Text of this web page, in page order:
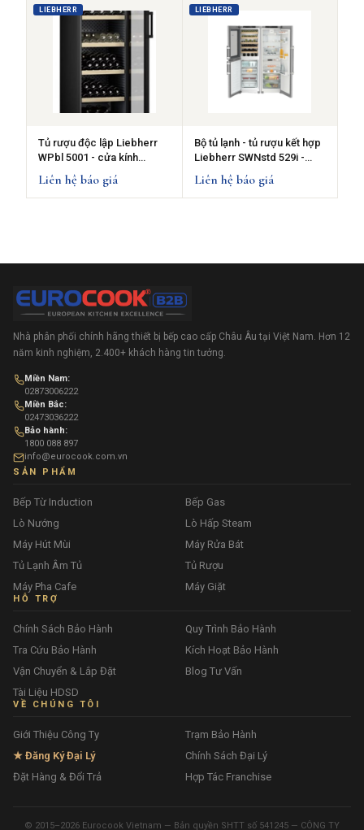
LIEBHERR
Tủ rượu độc lập Liebherr
WPbl 5001 - cửa kính
chống tia UV - 378L
Liên hệ báo giá
LIEBHERR
Bộ tủ lạnh - tủ rượu kết hợp
Liebherr SWNstd 529i -
SRsdd 5230 - 44 chai - Làm
đá tự động
Liên hệ báo giá
Nhà phân phối chính hãng thiết bị bếp cao cấp Châu Âu tại Việt Nam. Hơn 12
năm kinh nghiệm, 2.400+ khách hàng tin tưởng.
Miền Nam:
02873006222
Miền Bắc:
02473036222
Bảo hành:
1800 088 897
info@eurocook.com.vn
SẢN PHẨM
Bếp Từ Induction
Bếp Gas
Lò Nướng
Lò Hấp Steam
Máy Hút Mùi
Máy Rửa Bát
Tủ Lạnh Âm Tủ
Tủ Rượu
Máy Pha Cafe
Máy Giặt
HỖ TRỢ
Chính Sách Bảo Hành
Quy Trình Bảo Hành
Tra Cứu Bảo Hành
Kích Hoạt Bảo Hành
Vận Chuyển & Lắp Đặt
Blog Tư Vấn
Tài Liệu HDSD
VỀ CHÚNG TÔI
Giới Thiệu Công Ty
Trạm Bảo Hành
★ Đăng Ký Đại Lý
Chính Sách Đại Lý
Đặt Hàng & Đổi Trả
Hợp Tác Franchise
© 2015–2026 Eurocook Vietnam — Bản quyền SHTT số 541245 — CÔNG TY